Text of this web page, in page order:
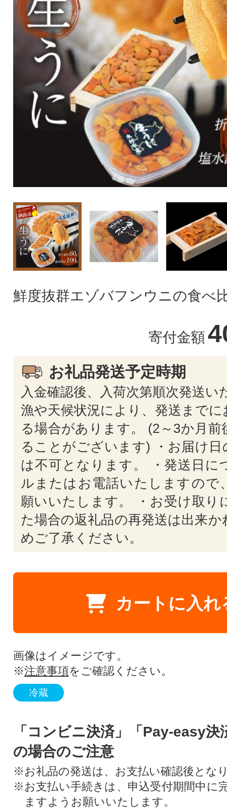
鮮度抜群エゾバフンウニの食べ
寄付金額
お礼品発送予定時期
入金確認後、入荷次第順次発送い
漁や天候状況により、発送まで
る場合があります。 (2～3か月前
ることがございます) ・お届け日
は不可となります。 ・発送日に
ルまたはお電話いたしますので
願いいたします。 ・お受け取り
た場合の返礼品の再発送は出来
めご了承ください。
カートに入れ
画像はイメージです。
※注意事項をご確認ください。
冷蔵
「コンビニ決済」「Pay-easy決
の場合のご注意
※お礼品の発送は、お支払い確認後とな
※お支払い手続きは、申込受付期間中に
ますようお願いいたします。